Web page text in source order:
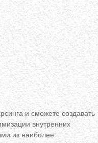
и сможете создавать
внутренних
из наиболее